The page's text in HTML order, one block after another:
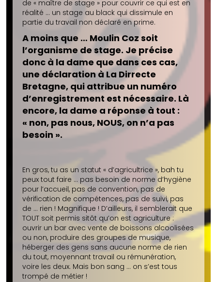
de « maître de stage » pour couvrir ce qui est en
réalité … un stage au black qui dissimule en
partie du travail non déclaré en prime.
A moins que … Moulin Coz soit
l’organisme de stage. Je précise
donc à la dame que dans ces cas,
une déclaration à La Dirrecte
Bretagne, qui attribue un numéro
d’enregistrement est nécessaire. Là
encore, la dame a réponse à tout :
« non, pas nous, NOUS, on n’a pas
besoin ».
En gros, tu as un statut « d’agricultrice », bah tu
peux tout faire … pas besoin de norme d’hygiène
pour l’accueil, pas de convention, pas de
vérification de compétences, pas de suivi, pas
de … rien ! Magnifique ! D’ailleurs, il semblerait que
TOUT soit permis sitôt qu’on est agriculture :
ouvrir un bar avec vente de boissons alcoolisées
ou non, produire des groupes de musique,
héberger des gens sans aucune norme de rien
du tout, moyennant travail ou rémunération,
voire les deux. Mais bon sang … on s’est tous
trompé de métier !